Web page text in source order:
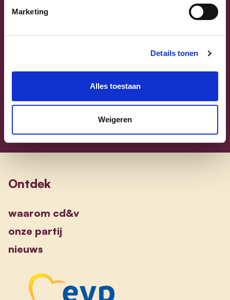
Marketing
Details tonen
Alles toestaan
Weigeren
Sammy Mahdi
Vlaams-Brabant | Federaal Parlement
alle kandidaten
Ontdek
waarom cd&v
onze partij
nieuws